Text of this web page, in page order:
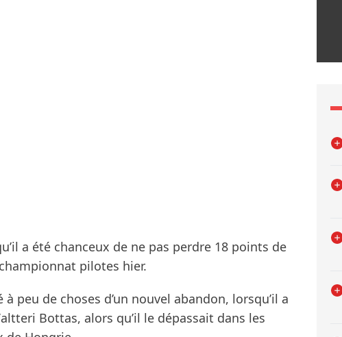
a été chanceux de ne pas perdre 18 points de
pilotes hier.
peu de choses d’un nouvel abandon, lorsqu’il a
Bottas, alors qu’il le dépassait dans les